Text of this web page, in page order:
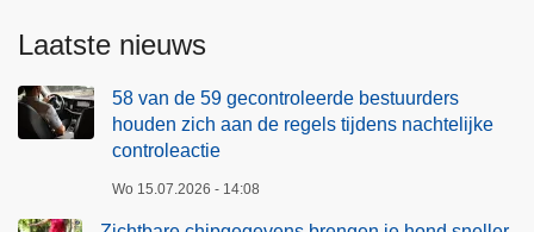
Laatste nieuws
58 van de 59 gecontroleerde bestuurders
houden zich aan de regels tijdens nachtelijke
controleactie
Wo 15.07.2026 - 14:08